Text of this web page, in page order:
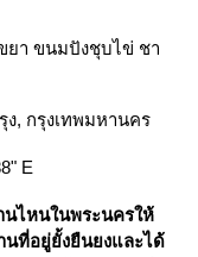
ยา ขนมปังชุบไข่ ชา
, กรุงเทพมหานคร
E
ไหนในพระนครให้
นที่อยู่ยั้งยืนยงและได้